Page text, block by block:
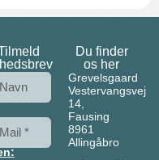
Du finder
os her
Grevelsgaard
Vestervangsvej
14,
Fausing
8961
Allingåbro